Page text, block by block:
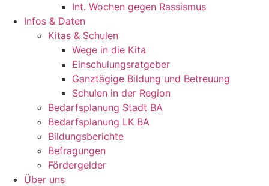
Int. Wochen gegen Rassismus
Infos & Daten
Kitas & Schulen
Wege in die Kita
Einschulungsratgeber
Ganztägige Bildung und Betreuung
Schulen in der Region
Bedarfsplanung Stadt BA
Bedarfsplanung LK BA
Bildungsberichte
Befragungen
Förder­gelder
Über uns